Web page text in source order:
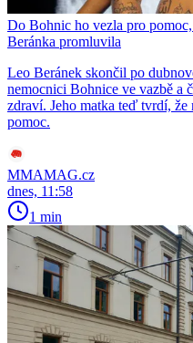
Do Bohnic ho vezla pro
Beránka promluvila
Leo Beránek skončil po
nemocnici Bohnice ve vazbě a
zdraví. Jeho matka teď tvrdí, že
pomoc.
MMAMAG.cz
dnes, 11:58
1 min